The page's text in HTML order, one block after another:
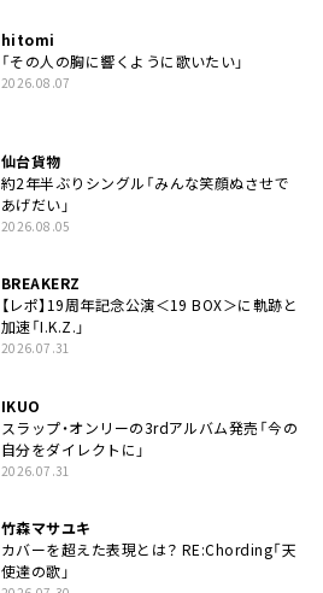
hitomi
「その人の胸に響くように歌いたい」
2026.08.07
仙台貨物
約2年半ぶりシングル「みんな笑顔ぬさせで
あげだい」
2026.08.05
BREAKERZ
【レポ】19周年記念公演＜19 BOX＞に軌跡と
加速「I.K.Z.」
2026.07.31
IKUO
スラップ・オンリーの3rdアルバム発売「今の
自分をダイレクトに」
2026.07.31
竹森マサユキ
カバーを超えた表現とは？ RE:Chording「天
使達の歌」